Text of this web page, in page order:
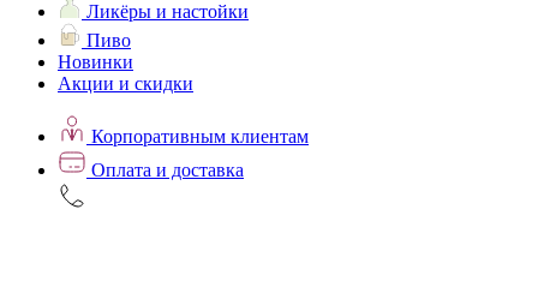
Ликёры и настойки
Пиво
Новинки
Акции и скидки
Корпоративным клиентам
Оплата и доставка